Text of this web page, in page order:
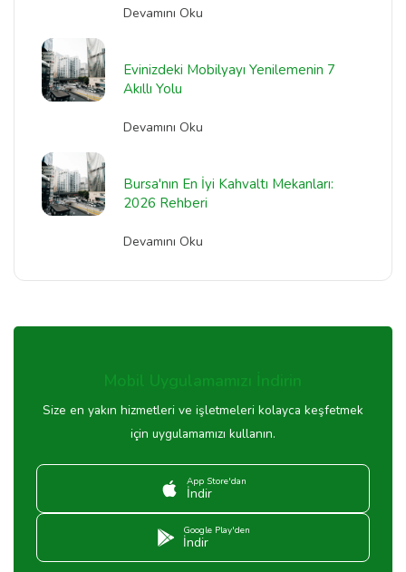
Devamını Oku
Evinizdeki Mobilyayı Yenilemenin 7
Akıllı Yolu
Devamını Oku
Bursa'nın En İyi Kahvaltı Mekanları:
2026 Rehberi
Devamını Oku
Mobil Uygulamamızı İndirin
Size en yakın hizmetleri ve işletmeleri kolayca keşfetmek
için uygulamamızı kullanın.
App Store'dan
İndir
Google Play'den
İndir